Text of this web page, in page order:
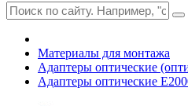
Материалы для монтажа
Адаптеры оптические
Адаптеры оптические